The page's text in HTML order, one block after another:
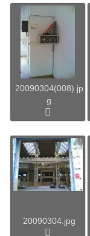
20090304(008).jp
g
20090304.jpg